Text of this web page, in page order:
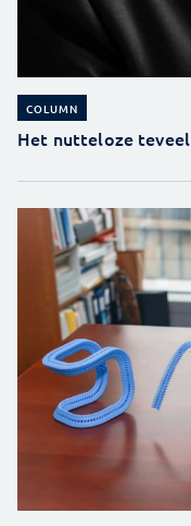
COLUMN
Het nutteloze teveel